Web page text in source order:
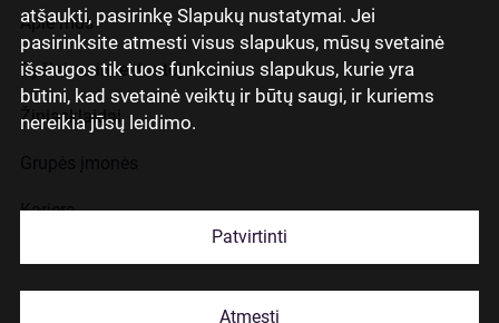
atšaukti, pasirinkę Slapukų nustatymai. Jei
pasirinksite atmesti visus slapukus, mūsų svetainė
išsaugos tik tuos funkcinius slapukus, kurie yra
būtini, kad svetainė veiktų ir būtų saugi, ir kuriems
nereikia jūsų leidimo.
Patvirtinti
Atmesti
Apie mus
Ryšiai su investuotojais
Žiniasklaidai
Karjera